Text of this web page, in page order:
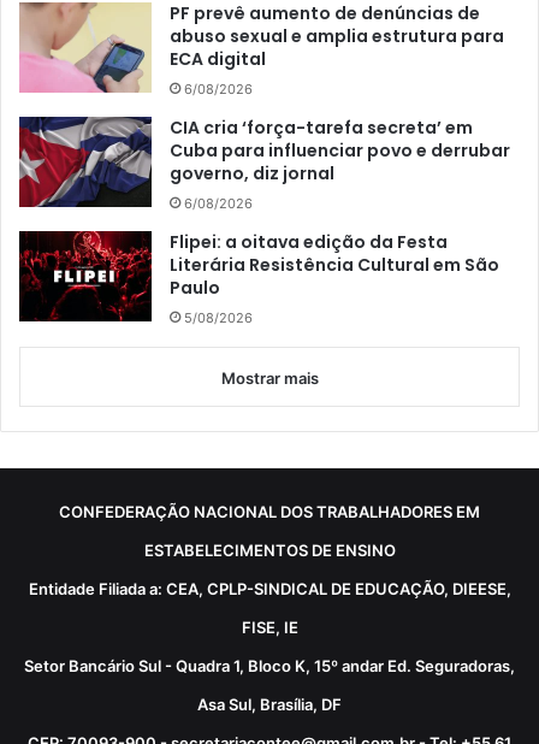
PF prevê aumento de denúncias de
abuso sexual e amplia estrutura para
ECA digital
6/08/2026
CIA cria ‘força-tarefa secreta’ em
Cuba para influenciar povo e derrubar
governo, diz jornal
6/08/2026
Flipei: a oitava edição da Festa
Literária Resistência Cultural em São
Paulo
5/08/2026
Mostrar mais
CONFEDERAÇÃO NACIONAL DOS TRABALHADORES EM
ESTABELECIMENTOS DE ENSINO
Entidade Filiada a: CEA, CPLP-SINDICAL DE EDUCAÇÃO, DIEESE,
FISE, IE
Setor Bancário Sul - Quadra 1, Bloco K, 15º andar Ed. Seguradoras,
Asa Sul, Brasília, DF